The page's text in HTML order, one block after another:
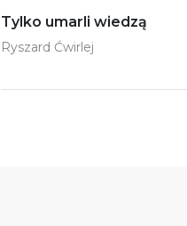
Tylko umarli wiedzą
Ryszard Ćwirlej